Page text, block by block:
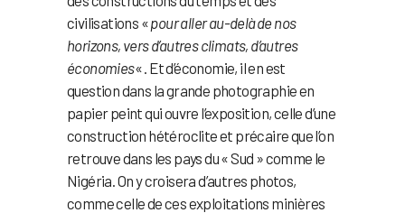
civilisations «pour aller au-delà de nos
horizons, vers d’autres climats, d’autres
économies« . Et d’économie, il en est
question dans la grande photographie en
papier peint qui ouvre l’exposition, celle d’une
construction hétéroclite et précaire que l’on
retrouve dans les pays du « Sud » comme le
Nigéria. On y croisera d’autres photos,
comme celle de ces exploitations minières